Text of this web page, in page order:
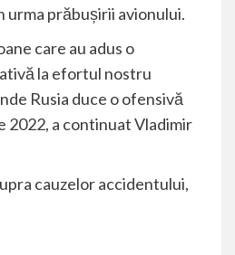
urma prăbușirii avionului.
care au adus o
la efortul nostru
Rusia duce o ofensivă
2022, a continuat Vladimir
cauzelor accidentului,